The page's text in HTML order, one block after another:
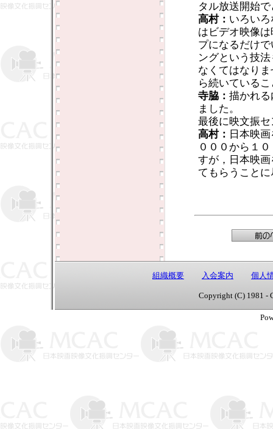
タル放送開始
高村： いろい
はビデオ映像
プになるだけ
ングという技
なくてはなり
ら続いている
寺脇： 描かれ
ました。
最後に映文振
高村： 日本映
０００から１
すが，日本映
てもらうこと
組織概要 入会案内 個人
Copyright (C) 1981 -